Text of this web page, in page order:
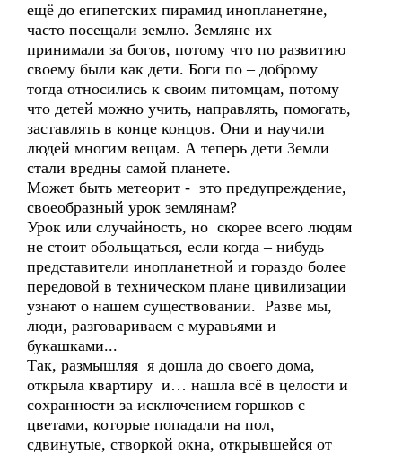
ещё до египетских пирамид инопланетяне,
часто посещали землю. Земляне их
принимали за богов, потому что по развитию
своему были как дети. Боги по – доброму
тогда относились к своим питомцам, потому
что детей можно учить, направлять, помогать,
заставлять в конце концов. Они и научили
людей многим вещам. А теперь дети Земли
стали вредны самой планете.
Может быть метеорит - это предупреждение,
своеобразный урок землянам?
Урок или случайность, но скорее всего людям
не стоит обольщаться, если когда – нибудь
представители инопланетной и гораздо более
передовой в техническом плане цивилизации
узнают о нашем существовании. Разве мы,
люди, разговариваем с муравьями и
букашками...
Так, размышляя я дошла до своего дома,
открыла квартиру и… нашла всё в целости и
сохранности за исключением горшков с
цветами, которые попадали на пол,
сдвинутые, створкой окна, открывшейся от